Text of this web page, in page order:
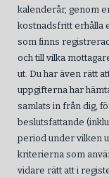
kalenderår, genom
kostnadsfritt erhålla
som finns
och till vilka
ut. Du har även rätt
uppgifterna har
samlats in från dig,
beslutsfattande
period under vilken
kriterierna som
vidare rätt att i